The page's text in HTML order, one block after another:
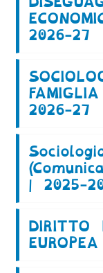
2026-27
2026-27
| 2025-
DIRITTO